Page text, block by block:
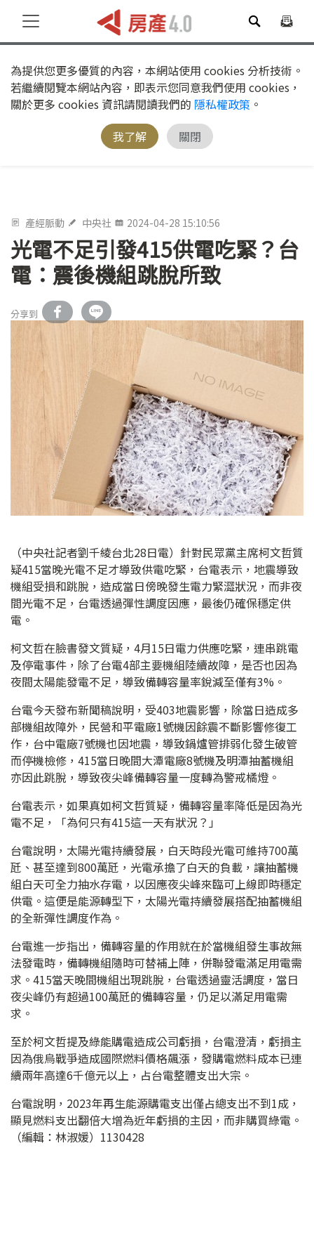
為提供您更多優質的內容，本網站使用 cookies 分析技術。
若繼續閱覽本網站內容，即表示您同意我們使用 cookies，
關於更多 cookies 資訊請閱讀我們的 隱私權政策 。
我了解
關閉
產經脈動 中央社 2024-04-28 15:10:56
光電不足引發415供電吃緊？台
電：震後機組跳脫所致
分享到
（中央社記者劉千綾台北28日電）針對民眾黨主席柯文哲質
疑415當晚光電不足才導致供電吃緊，台電表示，地震導致
機組受損和跳脫，造成當日傍晚發生電力緊澀狀況，而非夜
間光電不足，台電透過彈性調度因應，最後仍確保穩定供
電。
柯文哲在臉書發文質疑，4月15日電力供應吃緊，連串跳電
及停電事件，除了台電4部主要機組陸續故障，是否也因為
夜間太陽能發電不足，導致備轉容量率銳減至僅有3%。
台電今天發布新聞稿說明，受403地震影響，除當日造成多
部機組故障外，民營和平電廠1號機因餘震不斷影響修復工
作，台中電廠7號機也因地震，導致鍋爐管排弱化發生破管
而停機檢修，415當日晚間大潭電廠8號機及明潭抽蓄機組
亦因此跳脫，導致夜尖峰備轉容量一度轉為警戒橘燈。
台電表示，如果真如柯文哲質疑，備轉容量率降低是因為光
電不足，「為何只有415這一天有狀況？」
台電說明，太陽光電持續發展，白天時段光電可維持700萬
瓩、甚至達到800萬瓩，光電承擔了白天的負載，讓抽蓄機
組白天可全力抽水存電，以因應夜尖峰來臨可上線即時穩定
供電。這便是能源轉型下，太陽光電持續發展搭配抽蓄機組
的全新彈性調度作為。
台電進一步指出，備轉容量的作用就在於當機組發生事故無
法發電時，備轉機組隨時可替補上陣，併聯發電滿足用電需
求。415當天晚間機組出現跳脫，台電透過靈活調度，當日
夜尖峰仍有超過100萬瓩的備轉容量，仍足以滿足用電需
求。
至於柯文哲提及綠能購電造成公司虧損，台電澄清，虧損主
因為俄烏戰爭造成國際燃料價格飆漲，發購電燃料成本已連
續兩年高達6千億元以上，占台電整體支出大宗。
台電說明，2023年再生能源購電支出僅占總支出不到1成，
顯見燃料支出翻倍大增為近年虧損的主因，而非購買綠電。
（編輯：林淑媛）1130428